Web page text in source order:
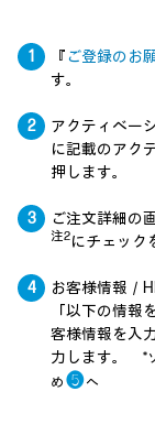
『ご登録のお
す。
アクティベー
に記載のアク
押します。
ご注文詳細の
注2にチェック
お客様情報／
「以下の情
客様情報を入
力します。 *
め ❺へ